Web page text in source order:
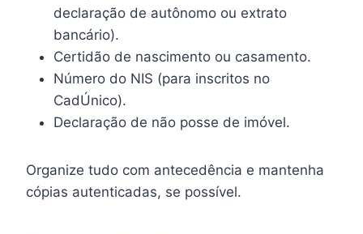
declaração de autônomo ou extrato
bancário).
Certidão de nascimento ou casamento.
Número do NIS (para inscritos no
CadÚnico).
Declaração de não posse de imóvel.
Organize tudo com antecedência e mantenha
cópias autenticadas, se possível.